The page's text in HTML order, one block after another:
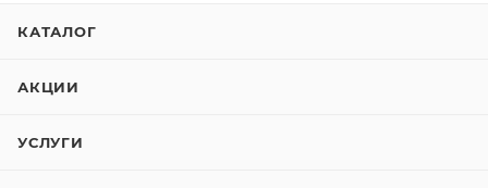
КАТАЛОГ
АКЦИИ
УСЛУГИ